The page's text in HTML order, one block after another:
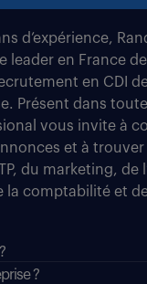
d’expérience,
leader en France
en CDI
Présent dans
vous invite à
et à
du marketing, de
la comptabilité et
?